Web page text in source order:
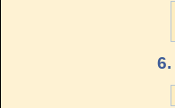
6.